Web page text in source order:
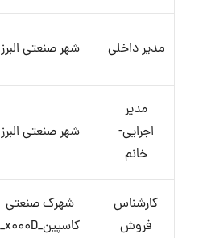
مدیر داخلی شهر صنعتی البرز
مدیر
اجرایی-
خانم
شهر صنعتی البرز
کارشناس
فروش
شهرک صنعتی
کاسپین_x000D_